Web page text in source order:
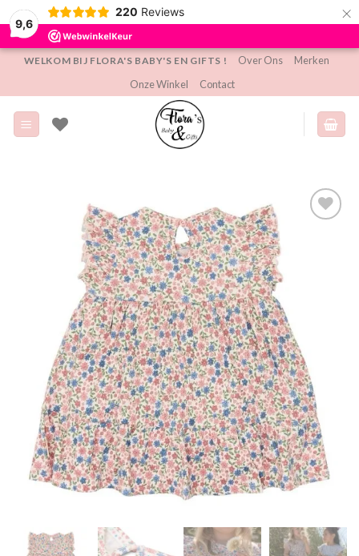
9,6
220 Reviews ×
inhoud
WELKOM BIJ FLORA'S BABY'S EN GIFTS ! Over Ons
Merken
Onze Winkel
Contact